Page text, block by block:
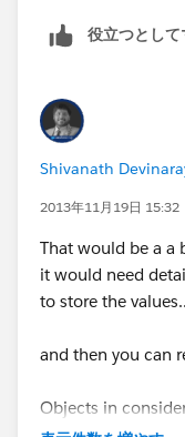
役立つとして
Shivanath
2013年11月19日 15:32
That would be a a
it would need
to store the
and then you can
Objects in